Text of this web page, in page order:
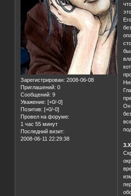
Зарегистрирован: 2008-06-08
Приглашений: 0
Сообщений: 9
Уважение: [+0/-0]
Позитив: [+0/-0]
Провел на форуме:
1 час 55 минут
Последний визит:
2008-06-11 22:29:38
Он